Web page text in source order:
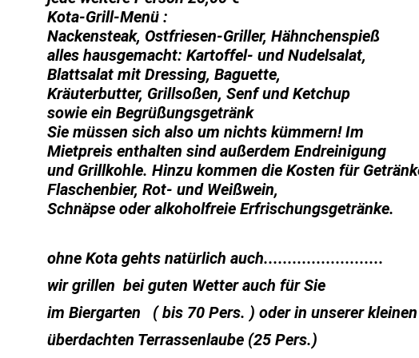
Kota-Grill-Menü :
Nackensteak, Ostfriesen-Griller, Hähnchenspieß
alles hausgemacht: Kartoffel- und Nudelsalat,
Blattsalat mit Dressing, Baguette,
Kräuterbutter, Grillsoßen, Senf und Ketchup
sowie ein Begrüßungsgetränk
Sie müssen sich also um nichts kümmern! Im
Mietpreis enthalten sind außerdem Endreinigung
und Grillkohle. Hinzu kommen die Kosten für
Flaschenbier, Rot- und Weißwein,
Schnäpse oder alkoholfreie Erfrischungsgetränke.
ohne Kota gehts natürlich auch.........................
wir grillen bei guten Wetter auch für Sie
im Biergarten ( bis 70 Pers. ) oder in unserer kleinen
überdachten Terrassenlaube (25 Pers.)